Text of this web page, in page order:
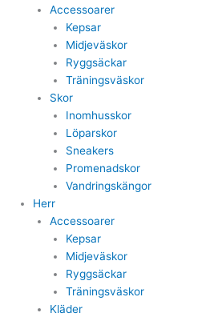
Accessoarer
Kepsar
Midjeväskor
Ryggsäckar
Träningsväskor
Skor
Inomhusskor
Löparskor
Sneakers
Promenadskor
Vandringskängor
Herr
Accessoarer
Kepsar
Midjeväskor
Ryggsäckar
Träningsväskor
Kläder